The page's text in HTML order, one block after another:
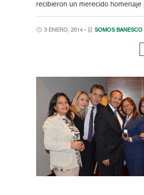
recibieron un merecido homenaje
3 ENERO, 2014 • SOMOS BANESCO